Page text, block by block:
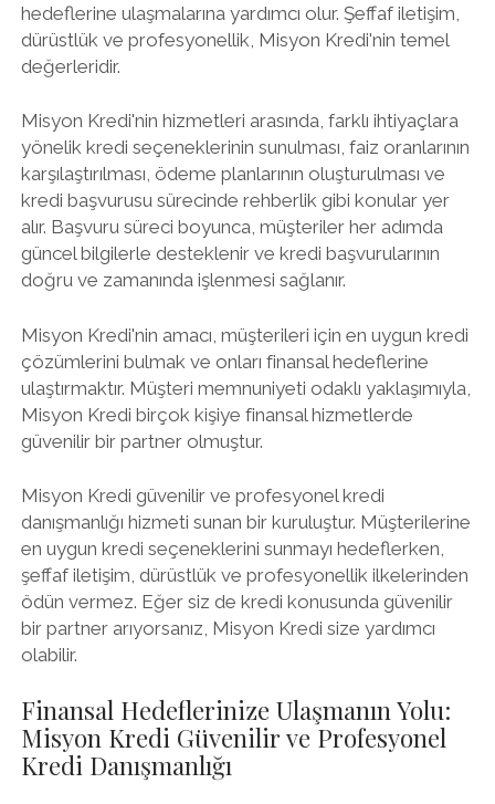
hedeflerine ulaşmalarına yardımcı olur. Şeffaf iletişim,
dürüstlük ve profesyonellik, Misyon Kredi'nin temel
değerleridir.
Misyon Kredi'nin hizmetleri arasında, farklı ihtiyaçlara
yönelik kredi seçeneklerinin sunulması, faiz oranlarının
karşılaştırılması, ödeme planlarının oluşturulması ve
kredi başvurusu sürecinde rehberlik gibi konular yer
alır. Başvuru süreci boyunca, müşteriler her adımda
güncel bilgilerle desteklenir ve kredi başvurularının
doğru ve zamanında işlenmesi sağlanır.
Misyon Kredi'nin amacı, müşterileri için en uygun kredi
çözümlerini bulmak ve onları finansal hedeflerine
ulaştırmaktır. Müşteri memnuniyeti odaklı yaklaşımıyla,
Misyon Kredi birçok kişiye finansal hizmetlerde
güvenilir bir partner olmuştur.
Misyon Kredi güvenilir ve profesyonel kredi
danışmanlığı hizmeti sunan bir kuruluştur. Müşterilerine
en uygun kredi seçeneklerini sunmayı hedeflerken,
şeffaf iletişim, dürüstlük ve profesyonellik ilkelerinden
ödün vermez. Eğer siz de kredi konusunda güvenilir
bir partner arıyorsanız, Misyon Kredi size yardımcı
olabilir.
Finansal Hedeflerinize Ulaşmanın Yolu:
Misyon Kredi Güvenilir ve Profesyonel
Kredi Danışmanlığı